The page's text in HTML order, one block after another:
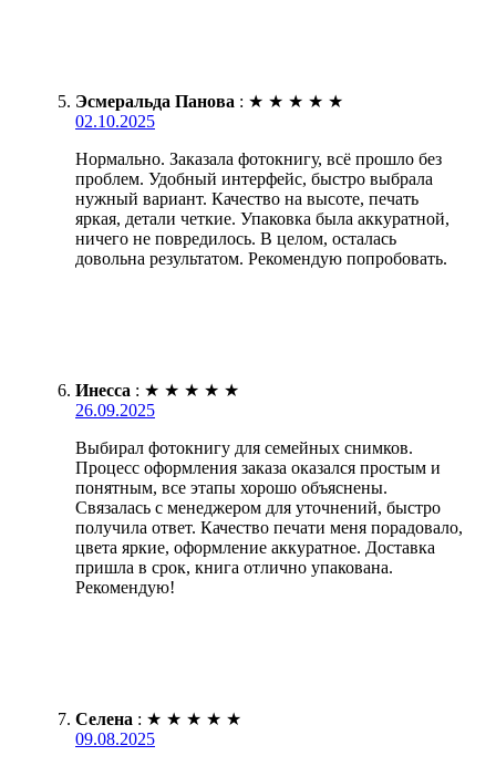
Эсмеральда Панова : ★ ★ ★ ★ ★
02.10.2025
Нормально. Заказала фотокнигу, всё прошло без
проблем. Удобный интерфейс, быстро выбрала
нужный вариант. Качество на высоте, печать
яркая, детали четкие. Упаковка была аккуратной,
ничего не повредилось. В целом, осталась
довольна результатом. Рекомендую попробовать.
Инесса : ★ ★ ★ ★ ★
26.09.2025
Выбирал фотокнигу для семейных снимков.
Процесс оформления заказа оказался простым и
понятным, все этапы хорошо объяснены.
Связалась с менеджером для уточнений, быстро
получила ответ. Качество печати меня порадовало,
цвета яркие, оформление аккуратное. Доставка
пришла в срок, книга отлично упакована.
Рекомендую!
Селена : ★ ★ ★ ★ ★
09.08.2025